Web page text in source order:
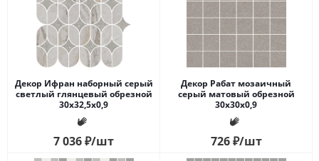
Декор Ифран наборный серый
светлый глянцевый обрезной
30x32,5x0,9
7 036₽/шт
Декор Рабат мозаичный
серый матовый обрезной
30x30x0,9
726₽/шт